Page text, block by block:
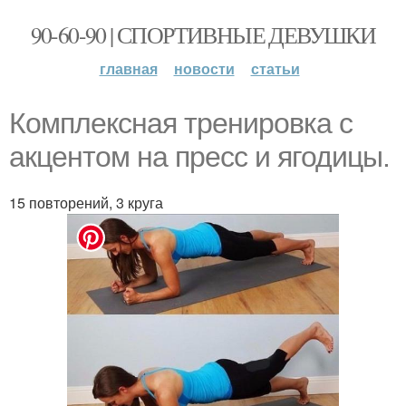
90-60-90 | СПОРТИВНЫЕ ДЕВУШКИ
главная новости статьи
Комплексная тренировка с
акцентом на пресс и ягодицы.
15 повторений, 3 круга